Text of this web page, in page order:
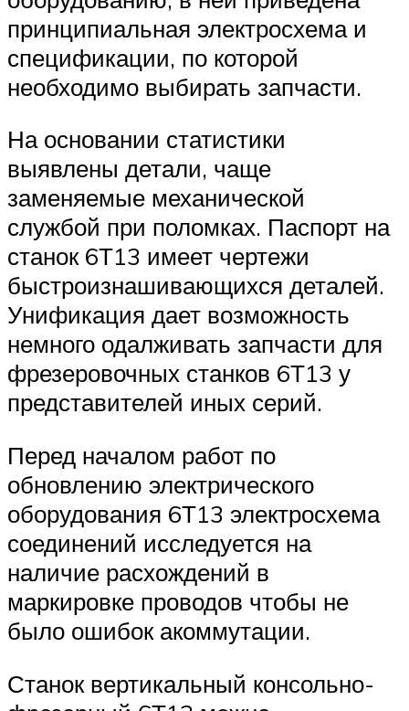
принципиальная электросхема и
спецификации, по которой
необходимо выбирать запчасти.
На основании статистики
выявлены детали, чаще
заменяемые механической
службой при поломках. Паспорт на
станок 6Т13 имеет чертежи
быстроизнашивающихся деталей.
Унификация дает возможность
немного одалживать запчасти для
фрезеровочных станков 6Т13 у
представителей иных серий.
Перед началом работ по
обновлению электрического
оборудования 6Т13 электросхема
соединений исследуется на
наличие расхождений в
маркировке проводов чтобы не
было ошибок акоммутации.
Станок вертикальный консольно-